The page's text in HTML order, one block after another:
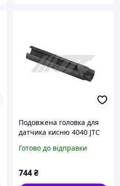
Подовжена головка для
датчика кисню 4040 JTC
Готово до відправки
744₴